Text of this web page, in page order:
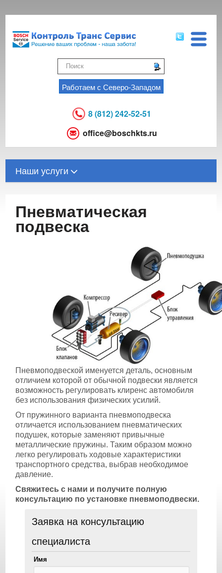
Работаем с Северо-Западом
8 (812) 242-52-51
office@boschkts.ru
Наши услуги
Пневматическая
подвеска
Пневмоподвеской именуется деталь, основным
отличием которой от обычной подвески является
возможность регулировать клиренс автомобиля
без использования физических усилий.
От пружинного варианта пневмоподвеска
отличается использованием пневматических
подушек, которые заменяют привычные
металлические пружины. Таким образом можно
легко регулировать ходовые характеристики
транспортного средства, выбрав необходимое
давление.
Свяжитесь с нами и получите полную
консультацию по установке пневмоподвески.
Заявка на консультацию
специалиста
Имя